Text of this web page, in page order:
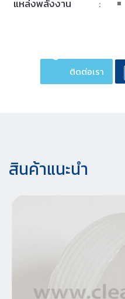
แหล่งพลังงาน
:
ติดต่อเรา
สินค้าแนะนํา